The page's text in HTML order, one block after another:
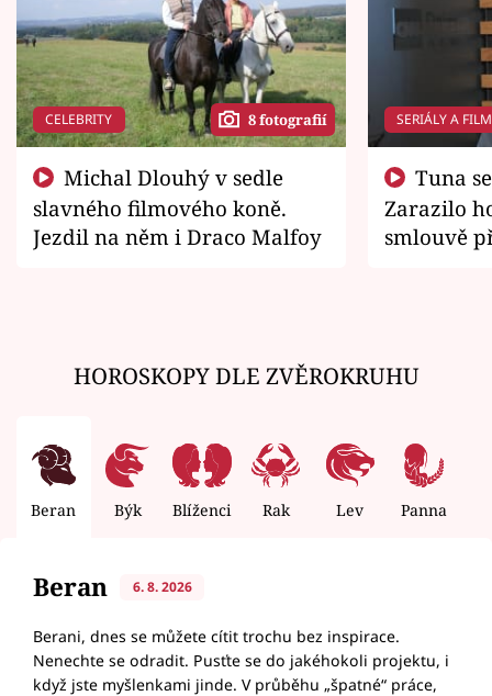
CELEBRITY 8 fotografií
slavného filmového koně.
Jezdil na něm i Draco Malfoy
SERIÁLY A
Zarazilo
smlouvě
HOROSKOPY DLE ZVĚROKRUHU
Beran Býk Blíženci Rak Lev Panna
Beran 6. 8. 2026
Berani, dnes se můžete cítit trochu bez inspirace.
Nenechte se odradit. Pusťte se do jakéhokoli projektu, i
když jste myšlenkami jinde. V průběhu „špatné“ práce,